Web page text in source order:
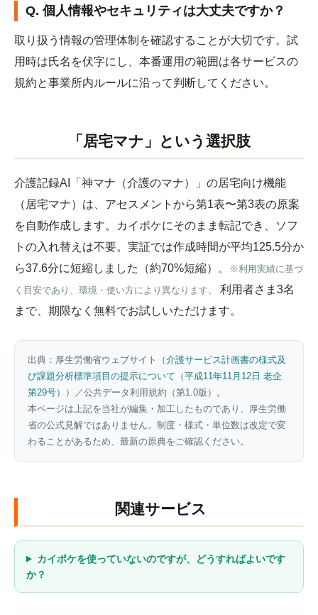
Q. 個人情報やセキュリティは大丈夫ですか？
取り扱う情報の管理体制を確認することが大切です。試
用時は氏名を伏字にし、本番運用の範囲は各サービスの
規約と事業所内ルールに沿って判断してください。
「居宅マナ」という選択肢
介護記録AI「神マナ（介護のマナ）」の居宅向け機能
（居宅マナ）は、アセスメントから第1表〜第3表の原案
を自動作成します。カイポケにそのまま転記でき、ソフ
トの入れ替えは不要。実証では作成時間が平均125.5分か
ら37.6分に短縮しました（約70%短縮）。
※利用実績に基づ
く目安であり、環境・使い方により異なります。
利用者さま3名
まで、期限なく無料でお試しいただけます。
出典：厚生労働省ウェブサイト（介護サービス計画書の様式及
び課題分析標準項目の提示について（平成11年11月12日 老企
第29号）
）／公共データ利用規約（第1.0版）。
本ページは上記を当社が編集・加工したものであり、厚生労働
省の公式見解ではありません。制度・様式・単位数は改定で変
わることがあるため、最新の原典をご確認ください。
関連サービス
カイポケを使っていないのですが、どうすればよいです
か？